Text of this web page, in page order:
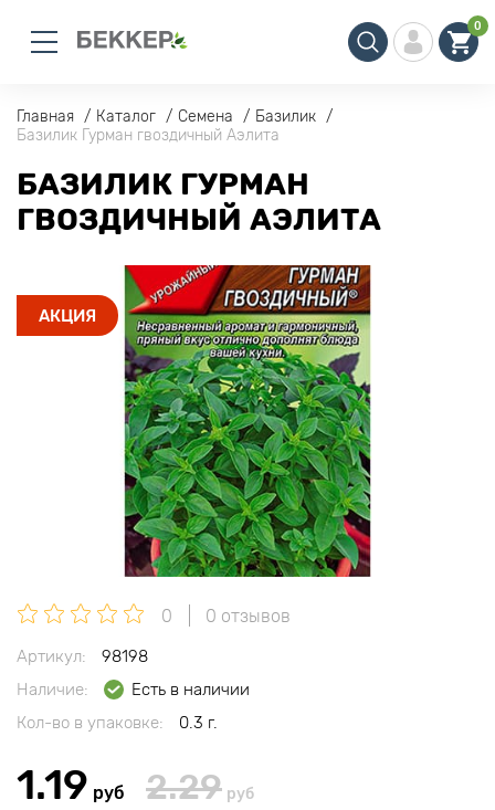
0
Главная Каталог Семена
Базилик
Базилик Гурман гвоздичный Аэлита
БАЗИЛИК ГУРМАН
ГВОЗДИЧНЫЙ АЭЛИТА
АКЦИЯ
0 0 отзывов
Артикул:
98198
Наличие:
Есть в наличии
Кол-во в упаковке:
0.3 г.
1.19 руб 2.29 руб